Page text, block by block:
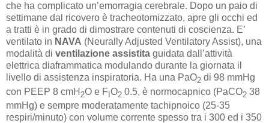
che ha complicato un’emorragia cerebrale. Dopo un paio di
settimane dal ricovero è tracheotomizzato, apre gli occhi ed
a tratti è in grado di dimostrare contenuti di coscienza. E’
ventilato in NAVA (Neurally Adjusted Ventilatory Assist), una
modalità di ventilazione assistita guidata dall’attività
elettrica diaframmatica modulando durante la giornata il
livello di assistenza inspiratoria. Ha una PaO2 di 98 mmHg
con PEEP 8 cmH 2O e F O2 0.5, è normocapnico (PaCO2 38
mmHg) e sempre moderatamente tachipnoico (25-35
respiri/minuto) con volume corrente spesso tra i 300 ed i 350